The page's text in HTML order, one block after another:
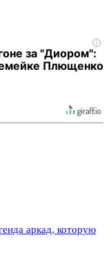
i
за "Диором":
Плющенко
аркад, которую